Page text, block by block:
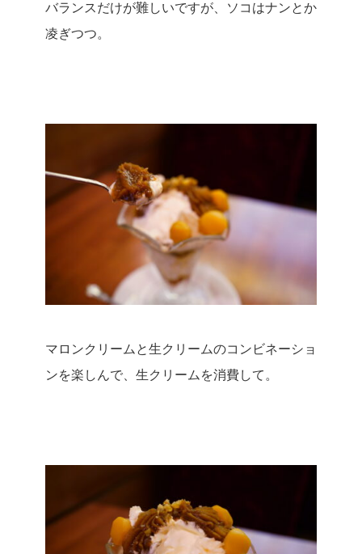
バランスだけが難しいですが、ソコはナンとか
凌ぎつつ。
マロンクリームと生クリームのコンビネーショ
ンを楽しんで、生クリームを消費して。